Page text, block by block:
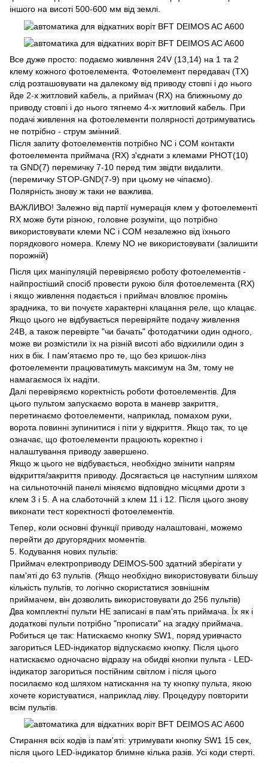
іншого на висоті 500-600 мм від землі.
Все дуже просто: подаємо живлення 24V (13,14) на 1 та 2
клему кожного фотоелемента. Фотоелемент передавач (ТХ)
слід розташовувати на далекому від приводу стовпі і до нього
йде 2-х житловий кабель, а приймач (RX) на ближньому до
приводу стовпі і до нього тягнемо 4-х житловий кабель. При
подачі живлення на фотоелементи полярності дотримуватись
не потрібно - струм змінний.
Після запиту фотоелементів потрібно NC і COM контакти
фотоелемента приймача (RX) з'єднати з клемами PHOT(10)
та GND(7) перемичку 7-10 перед тим звідти видалити.
(перемичку STOP-GND(7-9) при цьому не чіпаємо).
Полярність знову ж таки не важлива.
ВАЖЛИВО! Залежно від партії нумерація клем у фотоелементі
RX може бути різною, головне розуміти, що потрібно
використовувати клеми NC і COM незалежно від їхнього
порядкового номера. Клему NO не використовувати (залишити
порожній)
Після цих маніпуляцій перевіряємо роботу фотоелементів -
найпростіший спосіб провести рукою біля фотоелемента (RX)
і якщо живлення подається і приймач вловлює промінь
зрадника, то ви почуєте характерні клацання реле, що клацає.
Якщо цього не відбувається перевіряйте подачу живлення
24В, а також перевірте "чи бачать" фотодатчики один одного,
може ви розмістили їх на різній висоті або відхилили один з
них в бік. І пам'ятаємо про те, що без кришок-лінз
фотоелементи працюватимуть максимум на 3м, тому не
намагаємося їх надіти.
Далі перевіряємо коректність роботи фотоелементів. Для
цього пультом запускаємо ворота в маневр закриття,
перетинаємо фотоелементи, наприклад, помахом руки,
ворота повинні зупинитися і піти у відкриття. Якщо так, то це
означає, що фотоелементи працюють коректно і
налаштування приводу завершено.
Якщо ж цього не відбувається, необхідно змінити напрям
відкриття/закриття приводу. Досягається це наступним шляхом
на сильноточній панелі міняємо відповідно місцями дроти з
клем 3 і 5. А на слаботочній з клем 11 і 12. Після цього знову
виконати тест коректності фотоелементів.
Тепер, коли основні функції приводу налаштовані, можемо
перейти до другорядних моментів.
5. Кодування нових пультів:
Приймач електроприводу DEIMOS-500 здатний зберігати у
пам'яті до 63 пультів. (Якщо необхідно використовувати більшу
кількість пультів, то логічно скористатися зовнішнім
приймачем, він дозволить використовувати до 256 пультів)
Два комплектні пульти НЕ записані в пам'ять приймача. Їх як і
додаткові пульти потрібно "прописати" на згадку приймача.
Робиться це так: Натискаємо кнопку SW1, поряд уривчасто
загориться LED-індикатор відпускаємо кнопку. Після цього
натискаємо одночасно відразу на обидві кнопки пульта - LED-
індикатор загориться постійним світлом і після цього
посилаємо код шляхом натискання на ту кнопку пульта, якою
хочете користуватися, наприклад ліву. Процедуру повторити
всім пультів.
Стирання всіх кодів із пам'яті: утримувати кнопку SW1 15 сек,
після цього LED-індикатор блимне кілька разів. Усі коди стерті.